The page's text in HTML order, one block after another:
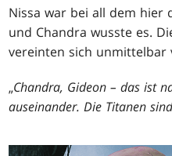
Nissa war bei all dem hier
und Chandra wusste es.
vereinten sich unmittelbar
„Chandra, Gideon – das ist
auseinander. Die Titanen